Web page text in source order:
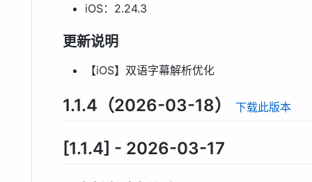
iOS：2.24.3
更新说明
【iOS】双语字幕解析优化
1.1.4（2026-03-18） 下载此版本
[1.1.4] - 2026-03-17